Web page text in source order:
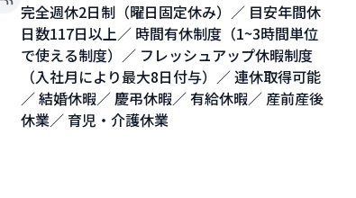
完全週休2日制（曜日固定休み）／ 目安年間休
日数117日以上／ 時間有休制度（1~3時間単位
で使える制度）／ フレッシュアップ休暇制度
（入社月により最大8日付与）／ 連休取得可能
／ 結婚休暇／ 慶弔休暇／ 有給休暇／ 産前産後
休業／ 育児・介護休業